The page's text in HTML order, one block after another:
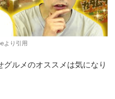
より引用
ルメのオススメは気になり